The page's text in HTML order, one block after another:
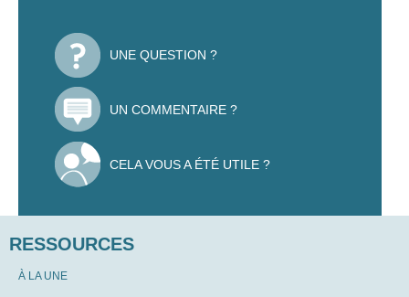
UNE QUESTION ?
UN COMMENTAIRE ?
CELA VOUS A ÉTÉ UTILE ?
RESSOURCES
À LA UNE